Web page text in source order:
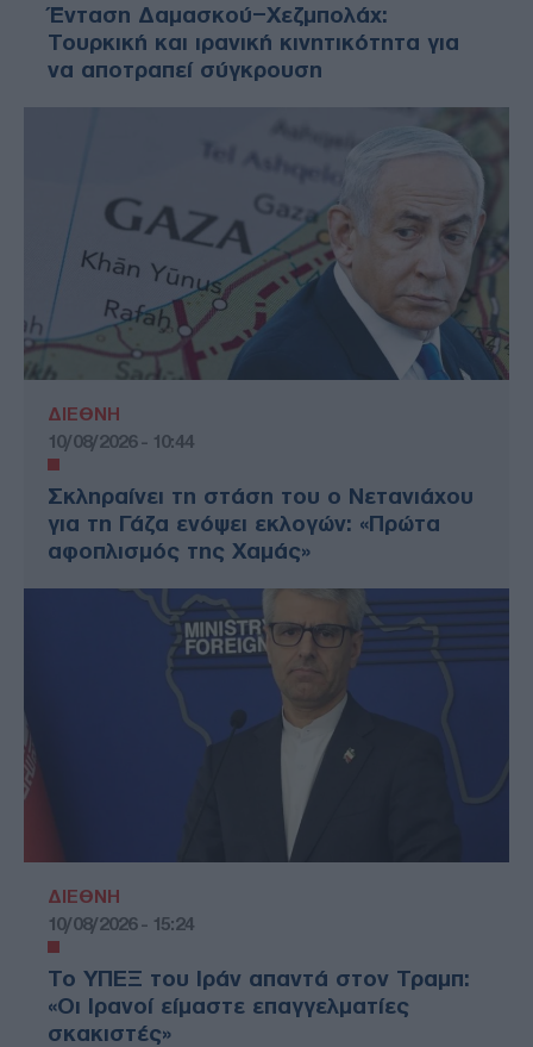
Ένταση Δαμασκού–Χεζμπολάχ:
Τουρκική και ιρανική κινητικότητα για
να αποτραπεί σύγκρουση
ΔΙΕΘΝΗ
10/08/2026 - 10:44
Σκληραίνει τη στάση του ο Νετανιάχου
για τη Γάζα ενόψει εκλογών: «Πρώτα
αφοπλισμός της Χαμάς»
ΔΙΕΘΝΗ
10/08/2026 - 15:24
Το ΥΠΕΞ του Ιράν απαντά στον Τραμπ:
«Οι Ιρανοί είμαστε επαγγελματίες
σκακιστές»